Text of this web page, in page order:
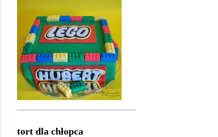
tort dla chłopca